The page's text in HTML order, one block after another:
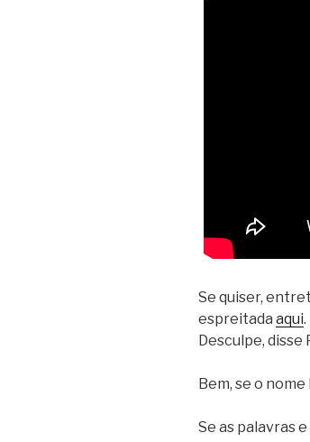
Se quiser,
espreitada aqui.
Desculpe, disse
Bem, se o
Se as palavras